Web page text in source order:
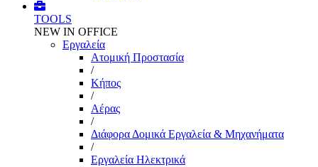
TOOLS
NEW IN OFFICE
Εργαλεία
Aτομική Προστασία
/
Kήπος
/
Αέρας
/
Διάφορα Δομικά Εργαλεία & Μηχανήματα
/
Εργαλεία Ηλεκτρικά